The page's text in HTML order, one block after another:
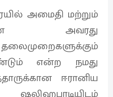
அமைதி மற்றும்
அவரது
என்ற நமது
ஈரானிய